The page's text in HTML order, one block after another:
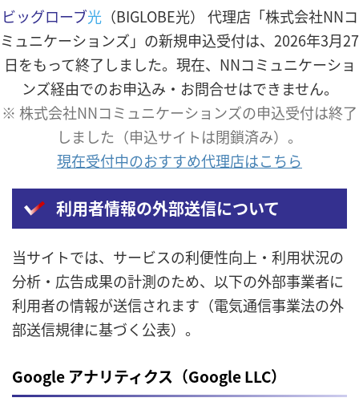
ビッグローブ光（BIGLOBE光） 代理店「株式会社NNコ
ミュニケーションズ」の新規申込受付は、2026年3月27
日をもって終了しました。現在、NNコミュニケーショ
ンズ経由でのお申込み・お問合せはできません。
※ 株式会社NNコミュニケーションズの申込受付は終了
しました（申込サイトは閉鎖済み）。
現在受付中のおすすめ代理店はこちら
利用者情報の外部送信について
当サイトでは、サービスの利便性向上・利用状況の
分析・広告成果の計測のため、以下の外部事業者に
利用者の情報が送信されます（電気通信事業法の外
部送信規律に基づく公表）。
Google アナリティクス（Google LLC）